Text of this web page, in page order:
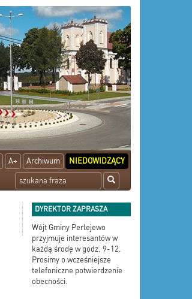
A+ Archiwum NIEDOWIDZĄCY
DYREKTOR ZAPRASZA
Wójt Gminy Perlejewo
przyjmuje interesantów w
każdą środę w godz. 9-12.
Prosimy o wcześniejsze
telefoniczne potwierdzenie
obecności.